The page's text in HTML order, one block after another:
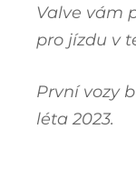
Valve vám
pro jízdu v
První vozy
léta 2023.